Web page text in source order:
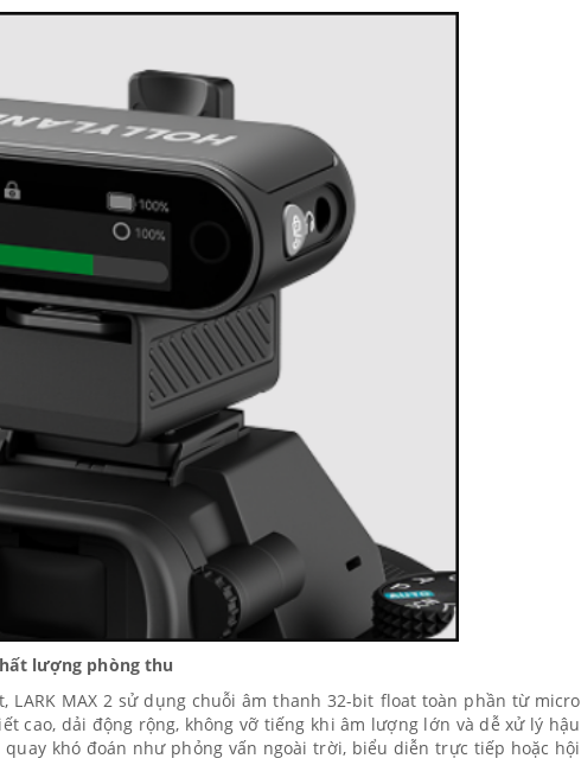
lượng phòng thu
LARK MAX 2 sử dụng chuỗi âm thanh 32-bit float toàn phần từ micro
cao, dải động rộng, không vỡ tiếng khi âm lượng lớn và dễ xử lý hậu
khó đoán như phỏng vấn ngoài trời, biểu diễn trực tiếp hoặc hội